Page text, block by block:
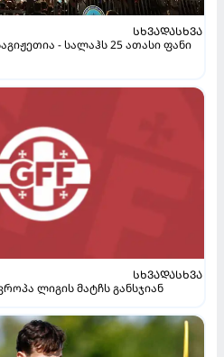
ᲡᲮᲕᲐᲓᲐᲡᲮᲕᲐ
- სალაჰს 25 ათასი ფანი
ᲡᲮᲕᲐᲓᲐᲡᲮᲕᲐ
ლიგის მატჩს განსჯიან